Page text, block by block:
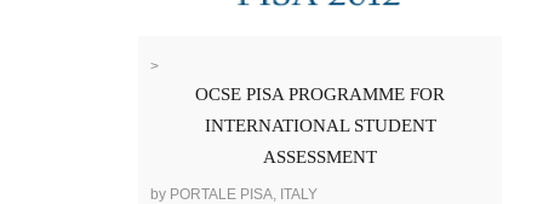
>
OCSE PISA PROGRAMME FOR
INTERNATIONAL STUDENT
ASSESSMENT
by PORTALE PISA, ITALY